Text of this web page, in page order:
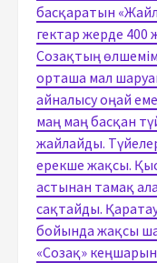
басқаратын
гектар жерде
Созақтың
орташа мал
айналысу оңай
маң маң басқан
жайлайды.
ерекше жақсы.
астынан тамақ
сақтайды.
бойында жақсы
«Созақ»